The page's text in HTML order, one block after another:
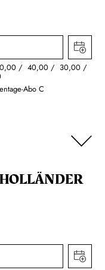
40,00 30,00
Abo C